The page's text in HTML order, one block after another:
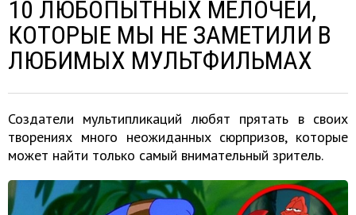
10 ЛЮБОПЫТНЫХ МЕЛОЧЕЙ,
КОТОРЫЕ МЫ НЕ ЗАМЕТИЛИ В
ЛЮБИМЫХ МУЛЬТФИЛЬМАХ
Создатели мультипликаций любят прятать в своих
творениях много неожиданных сюрпризов, которые
может найти только самый внимательный зритель.